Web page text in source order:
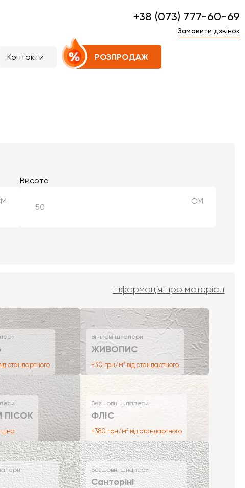
+38 (073) 777-60-69
Замовити дзвінок
Контакти РОЗПРОДАЖ
Висота
СМ
Інформація про матеріал
стандартного
Вінілові шпалери
ЖИВОПИС
+30 грн/м² від стандартного
ПІСОК
Безшовні шпалери
ФЛІС
+380 грн/м² від стандартного
Безшовні шпалери
Санторіні